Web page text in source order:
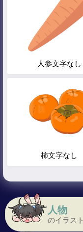
人物
のイラスト
人参文字なし
柿文字なし